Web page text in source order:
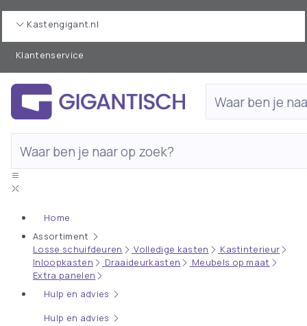
Kastengigant.nl
Klantenservice
Home
Assortiment
Losse schuifdeuren
Volledige kasten
Kastinterieur
Inloopkasten
Draaideurkasten
Meubels op maat
Extra panelen
Hulp en advies
Hulp en advies